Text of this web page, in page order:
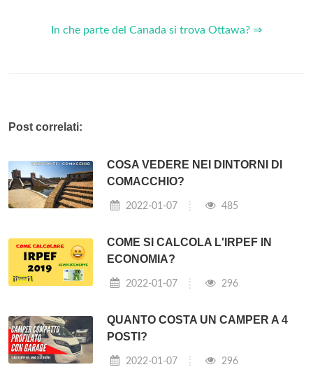
In che parte del Canada si trova Ottawa? ⇒
Post correlati:
COSA VEDERE NEI DINTORNI DI
COMACCHIO?
2022-01-07 485
COME SI CALCOLA L'IRPEF IN
ECONOMIA?
2022-01-07 296
QUANTO COSTA UN CAMPER A 4
POSTI?
2022-01-07 296